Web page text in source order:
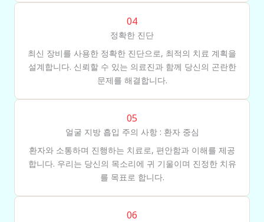
04
정확한 진단
최신 장비를 사용한 정확한 진단으로, 최적의 치료 계획을
설계합니다. 신뢰할 수 있는 의료진과 함께 당신의 곤란한
문제를 해결합니다.
05
얼굴 지방 흡입 주의 사항 : 환자 중심
환자와 소통하며 진행하는 치료로, 편안함과 이해를 제공
합니다. 우리는 당신의 목소리에 귀 기울이며 진정한 치유
를 목표로 합니다.
06